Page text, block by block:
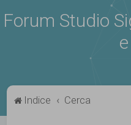
Forum Studio
Indice Cerca